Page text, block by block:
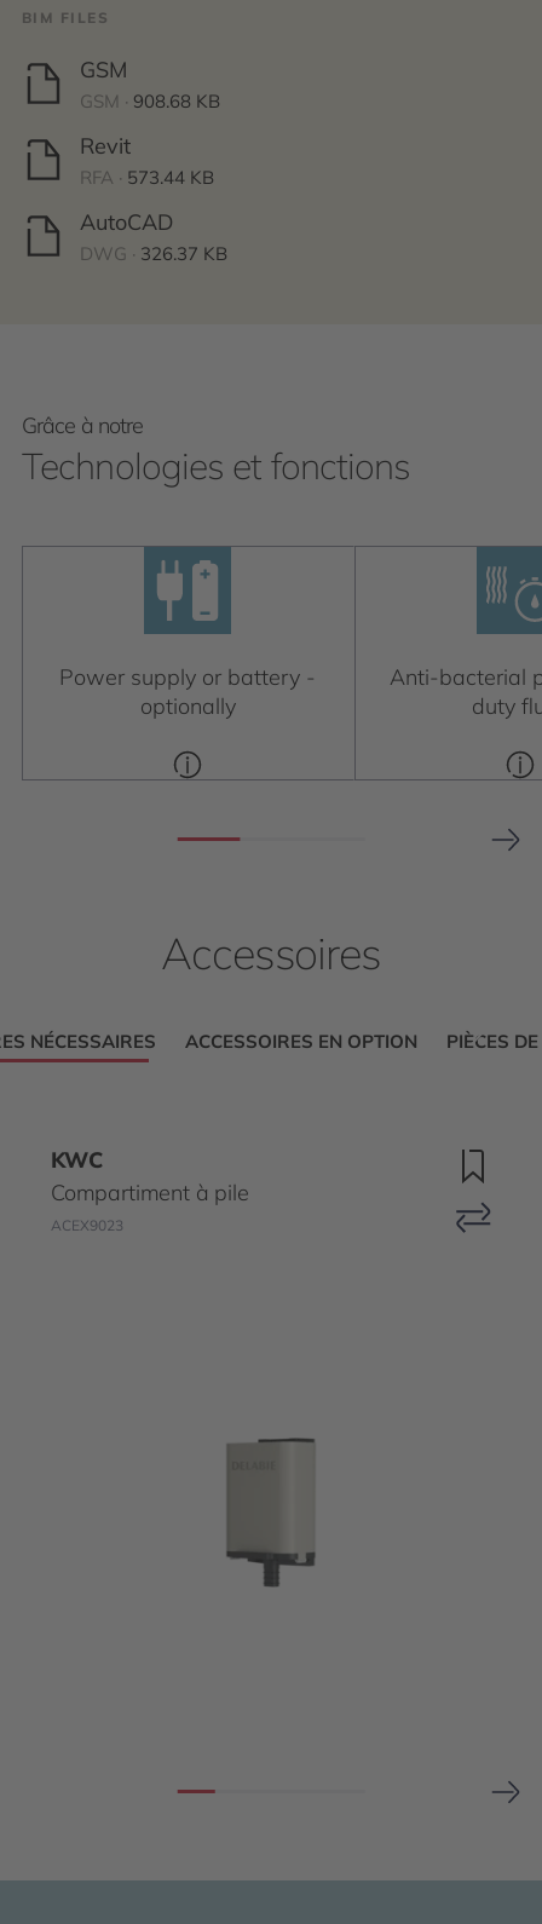
BIM FILES
GSM
GSM · 908.68 KB
Revit
RFA · 573.44 KB
AutoCAD
DWG · 326.37 KB
Grâce à notre
Technologies et fonctions
Power supply or battery -
optionally
Anti-bacterial
duty
Accessoires
NÉCESSAIRES ACCESSOIRES EN OPTION PIÈCES
KWC
Compartiment à pile
ACEX9023